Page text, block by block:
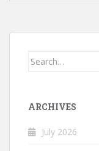
Search
ARCHIVES
July 2026